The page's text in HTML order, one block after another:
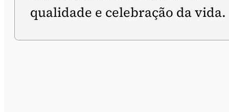
qualidade e celebração da vida.